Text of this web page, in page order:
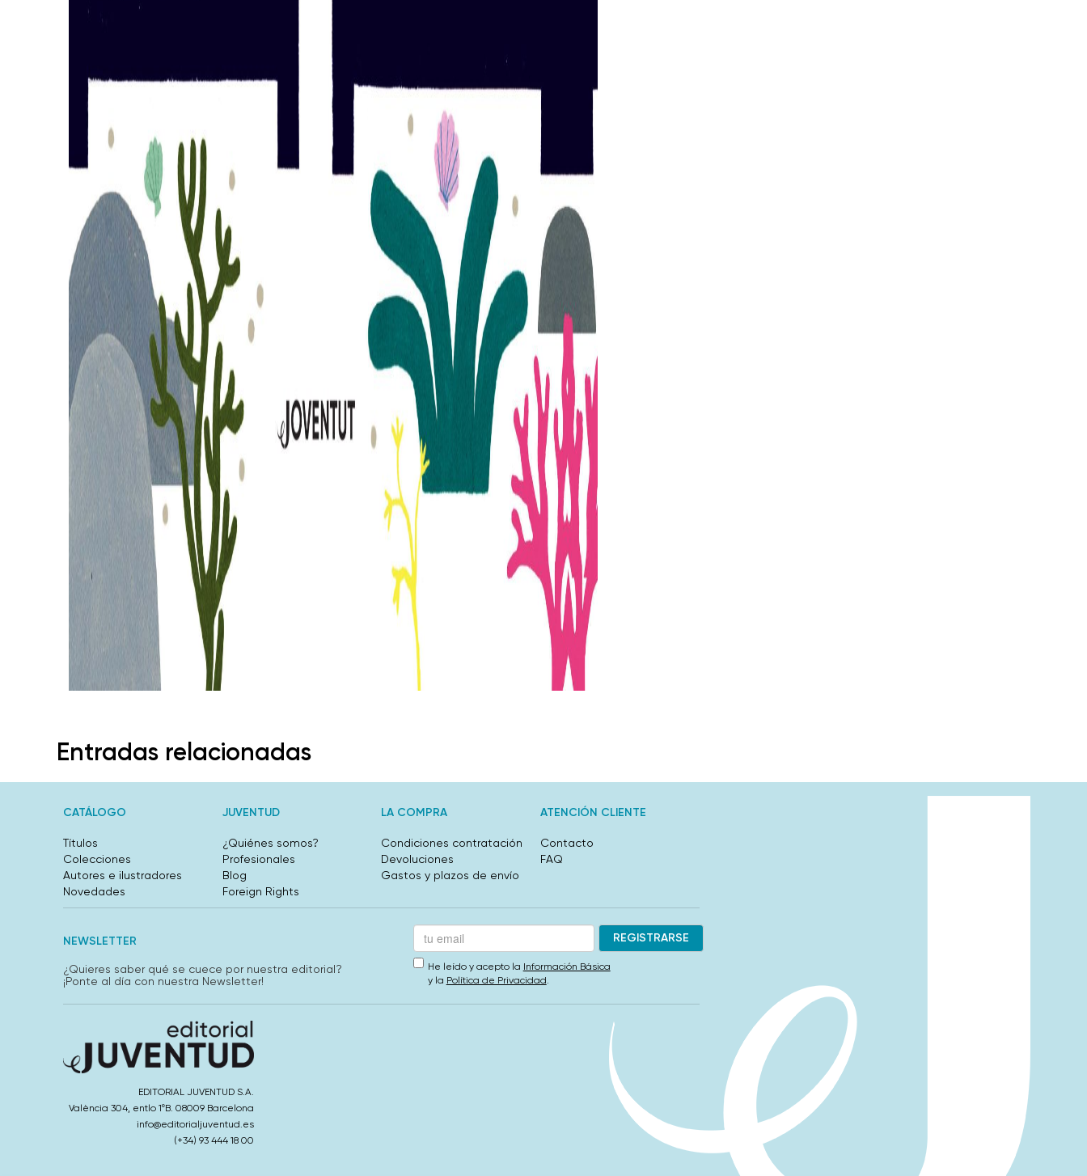
Entradas relacionadas
CATÁLOGO
Títulos
Colecciones
Autores e ilustradores
Novedades
JUVENTUD
¿Quiénes somos?
Profesionales
Blog
Foreign Rights
LA COMPRA
Condiciones contratación
Devoluciones
Gastos y plazos de envío
ATENCIÓN CLIENTE
Contacto
FAQ
NEWSLETTER
¿Quieres saber qué se cuece por nuestra editorial?
¡Ponte al día con nuestra Newsletter!
He leído y acepto la Información Básica
y la Política de Privacidad.
EDITORIAL JUVENTUD S.A.
València 304, entlo 1ºB. 08009 Barcelona
info@editorialjuventud.es
(+34) 93 444 18 00